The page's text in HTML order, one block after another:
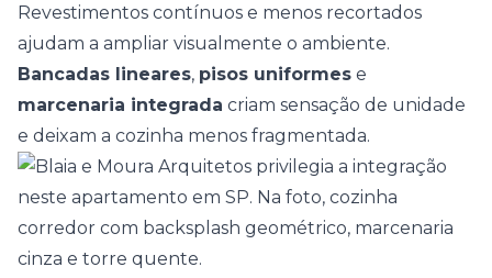
Revestimentos contínuos e menos recortados
ajudam a ampliar visualmente o ambiente.
Bancadas lineares, pisos uniformes e
marcenaria integrada criam sensação de unidade
e deixam a cozinha menos fragmentada.